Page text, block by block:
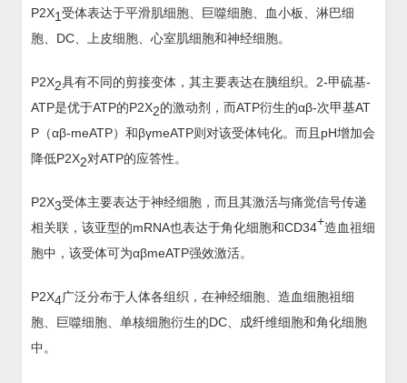
P2X1受体表达于平滑肌细胞、巨噬细胞、血小板、淋巴细
胞、DC、上皮细胞、心室肌细胞和神经细胞。
P2X2具有不同的剪接变体，其主要表达在胰组织。2-甲硫基-
ATP是优于ATP的P2X2的激动剂，而ATP衍生的αβ-次甲基AT
P（αβ-meATP）和βγmeATP则对该受体钝化。而且pH增加会
降低P2X2对ATP的应答性。
P2X3受体主要表达于神经细胞，而且其激活与痛觉信号传递
相关联，该亚型的mRNA也表达于角化细胞和CD34+造血祖细
胞中，该受体可为αβmeATP强效激活。
P2X4广泛分布于人体各组织，在神经细胞、造血细胞祖细
胞、巨噬细胞、单核细胞衍生的DC、成纤维细胞和角化细胞
中。